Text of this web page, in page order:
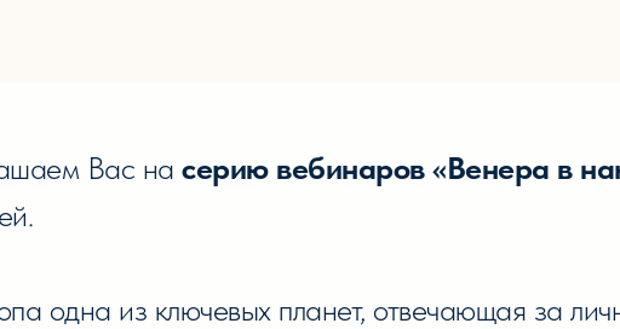
Вас на серию вебинаров «Венера в
одна из ключевых планет, отвечающая за